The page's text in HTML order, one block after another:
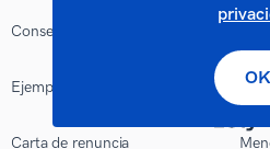
Consejos para hojas de vida
Ejemplo de Hoja de vida
Carta de renuncia